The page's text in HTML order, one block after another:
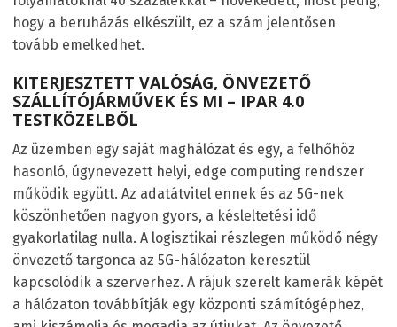
hogy a beruházás elkészült, ez a szám jelentősen
tovább emelkedhet.
KITERJESZTETT VALÓSÁG, ÖNVEZETŐ
SZÁLLÍTÓJÁRMŰVEK ÉS MI – IPAR 4.0
TESTKÖZELBŐL
Az üzemben egy saját maghálózat és egy, a felhőhöz
hasonló, úgynevezett helyi, edge computing rendszer
működik együtt. Az adatátvitel ennek és az 5G-nek
köszönhetően nagyon gyors, a késleltetési idő
gyakorlatilag nulla. A logisztikai részlegen működő négy
önvezető targonca az 5G-hálózaton keresztül
kapcsolódik a szerverhez. A rájuk szerelt kamerák képét
a hálózaton továbbítják egy központi számítógéphez,